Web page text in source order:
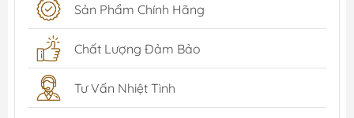
Sản Phẩm Chính Hãng
Chất Lượng Đảm Bảo
Tư Vấn Nhiệt Tình